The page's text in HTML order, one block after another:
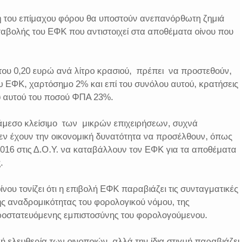
του επίμαχου φόρου θα υποστούν ανεπανόρθωτη ζημιά
του ΕΦΚ που αντιστοιχεί στα αποθέματα οίνου που
0,20 ευρώ ανά λίτρο κρασιού, πρέπει να προστεθούν,
χαρτόσημο 2% και επί του συνόλου αυτού, κρατήσεις
αυτού του ποσού ΦΠΑ 23%.
κλείσιμο των μικρών επιχειρήσεων, συχνά
έχουν την οικονομική δυνατότητα να προσέλθουν, όπως
στις Δ.Ο.Υ. να καταβάλλουν τον ΕΦΚ για τα αποθέματα
τονίζει ότι η επιβολή ΕΦΚ παραβιάζει τις συνταγματικές
αναδρομικότητας του φορολογικού νόμου, της
εμπιστοσύνης του φορολογούμενου.